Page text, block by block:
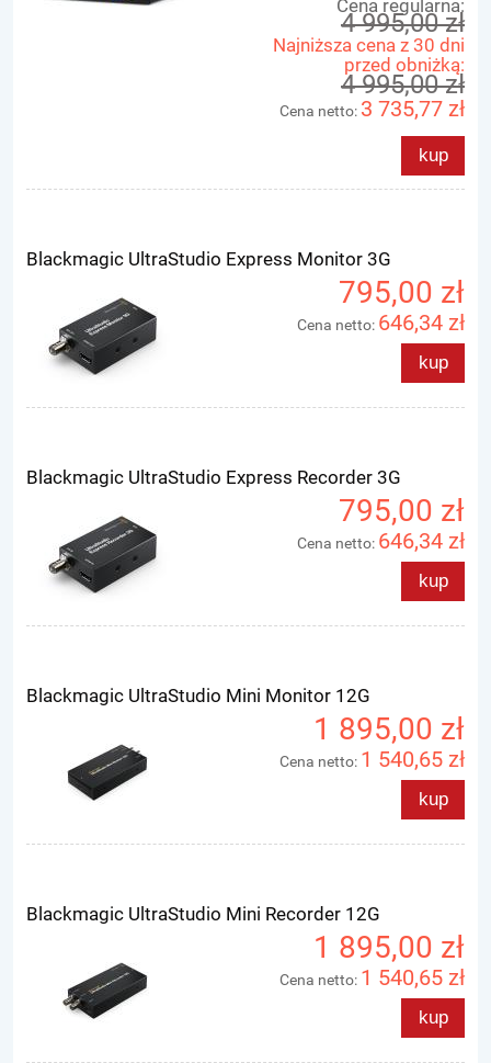
Cena regularna:
4 995,00 zł
Najniższa cena z 30 dni
przed obniżką:
4 995,00 zł
Cena netto: 3 735,77 zł
kup
Blackmagic UltraStudio Express Monitor 3G
795,00 zł
Cena netto: 646,34 zł
kup
Blackmagic UltraStudio Express Recorder 3G
795,00 zł
Cena netto: 646,34 zł
kup
Blackmagic UltraStudio Mini Monitor 12G
1 895,00 zł
Cena netto: 1 540,65 zł
kup
Blackmagic UltraStudio Mini Recorder 12G
1 895,00 zł
Cena netto: 1 540,65 zł
kup